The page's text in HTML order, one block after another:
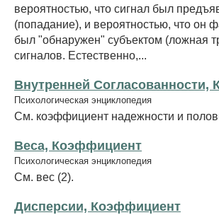
вероятностью, что сигнал был
(попадание), и вероятностью, что он
был "обнаружен" субъектом (ложная
сигналов. Естественно,...
Внутренней Согласованности,
Психологическая энциклопедия
См. коэффициент надежности и
Веса, Коэффициент
Психологическая энциклопедия
См. вес (2).
Дисперсии, Коэффициент